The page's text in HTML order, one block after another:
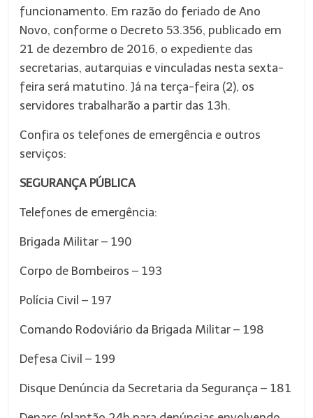
funcionamento. Em razão do feriado de Ano
Novo, conforme o Decreto 53.356, publicado em
21 de dezembro de 2016, o expediente das
secretarias, autarquias e vinculadas nesta sexta-
feira será matutino. Já na terça-feira (2), os
servidores trabalharão a partir das 13h.
Confira os telefones de emergência e outros
serviços:
SEGURANÇA PÚBLICA
Telefones de emergência:
Brigada Militar – 190
Corpo de Bombeiros – 193
Polícia Civil – 197
Comando Rodoviário da Brigada Militar – 198
Defesa Civil – 199
Disque Denúncia da Secretaria da Segurança – 181